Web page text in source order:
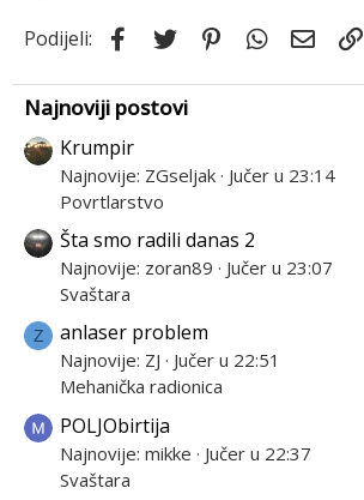
n
:
Podijeli: Facebook
Twitter PinterestWhatsApp
Email
Najnoviji postovi
Krumpir
Najnovije: ZGseljak Jučer u 23:14
Povrtlarstvo
Šta smo radili danas 2
Najnovije: zoran89
Jučer u 23:07
Svaštara
Z anlaser problem
Najnovije: ZJ
Jučer u 22:51
Mehanička radionica
POLJObirtija
Najnovije: mikke
Jučer u 22:37
Svaštara